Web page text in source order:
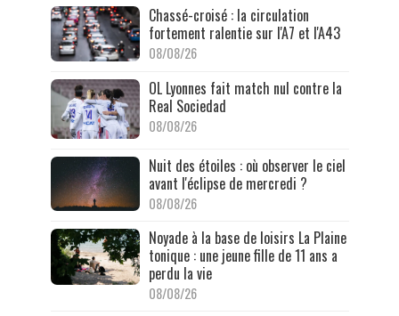
Chassé-croisé : la circulation
fortement ralentie sur l'A7 et l'A43
08/08/26
OL Lyonnes fait match nul contre la
Real Sociedad
08/08/26
Nuit des étoiles : où observer le ciel
avant l'éclipse de mercredi ?
08/08/26
Noyade à la base de loisirs La Plaine
tonique : une jeune fille de 11 ans a
perdu la vie
08/08/26